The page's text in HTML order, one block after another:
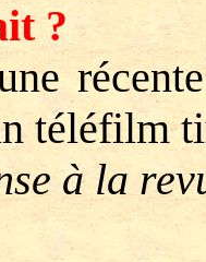
?
téléfilm
à la